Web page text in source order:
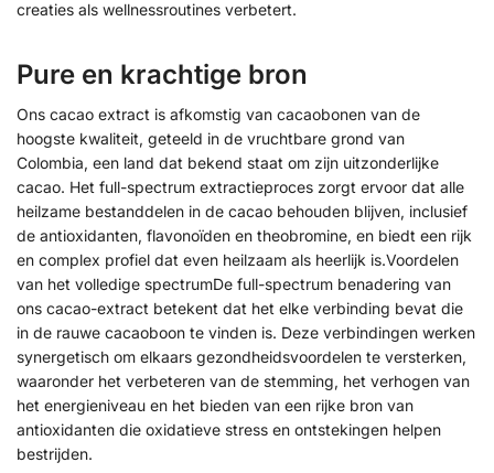
creaties als wellnessroutines verbetert.
Pure en krachtige bron
Ons cacao extract is afkomstig van cacaobonen van de
hoogste kwaliteit, geteeld in de vruchtbare grond van
Colombia, een land dat bekend staat om zijn uitzonderlijke
cacao. Het full-spectrum extractieproces zorgt ervoor dat alle
heilzame bestanddelen in de cacao behouden blijven, inclusief
de antioxidanten, flavonoïden en theobromine, en biedt een rijk
en complex profiel dat even heilzaam als heerlijk is.Voordelen
van het volledige spectrumDe full-spectrum benadering van
ons cacao-extract betekent dat het elke verbinding bevat die
in de rauwe cacaoboon te vinden is. Deze verbindingen werken
synergetisch om elkaars gezondheidsvoordelen te versterken,
waaronder het verbeteren van de stemming, het verhogen van
het energieniveau en het bieden van een rijke bron van
antioxidanten die oxidatieve stress en ontstekingen helpen
bestrijden.